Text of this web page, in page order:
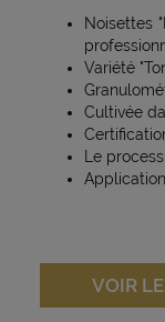
Noisettes
Variété
Cultivée
Le
VOIR